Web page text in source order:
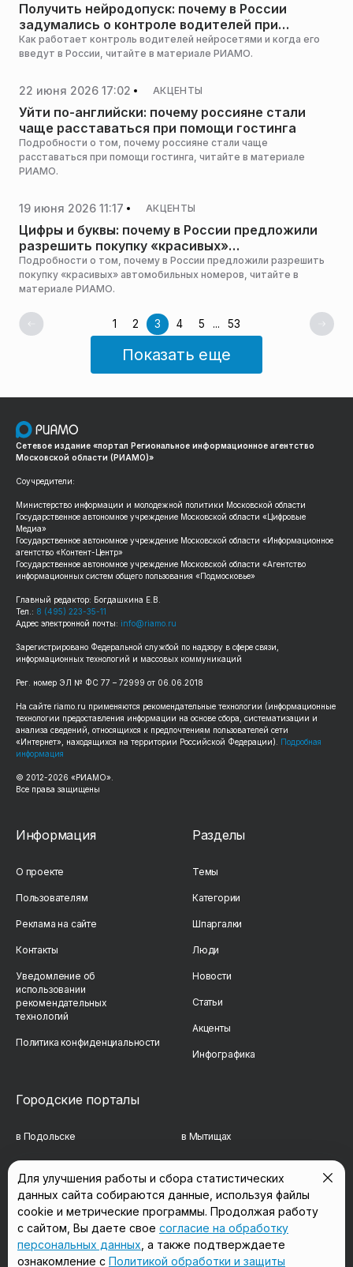
Получить нейродопуск: почему в России
задумались о контроле водителей при
помощи ИИ
Как работает контроль водителей нейросетями и когда его
введут в России, читайте в материале РИАМО.
22 июня 2026 17:02 АКЦЕНТЫ
Уйти по-английски: почему россияне стали
чаще расставаться при помощи гостинга
Подробности о том, почему россияне стали чаще
расставаться при помощи гостинга, читайте в материале
РИАМО.
19 июня 2026 11:17 АКЦЕНТЫ
Цифры и буквы: почему в России предложили
разрешить покупку «красивых»
автомобильных номеров
Подробности о том, почему в России предложили разрешить
покупку «красивых» автомобильных номеров, читайте в
материале РИАМО.
1 2 3 4 5 ... 53
Показать еще
Сетевое издание «портал Региональное информационное агентство
Московской области (РИАМО)»
Соучредители:
Министерство информации и молодежной политики Московской области
Государственное автономное учреждение Московской области «Цифровые
Медиа»
Государственное автономное учреждение Московской области «Информационное
агентство «Контент-Центр»
Государственное автономное учреждение Московской области «Агентство
информационных систем общего пользования «Подмосковье»
Главный редактор: Богдашкина Е.В.
Тел.: 8 (495) 223-35-11
Адрес электронной почты: info@riamo.ru
Зарегистрировано Федеральной службой по надзору в сфере связи,
информационных технологий и массовых коммуникаций
Рег. номер ЭЛ № ФС 77 – 72999 от 06.06.2018
На сайте riamo.ru применяются рекомендательные технологии (информационные
технологии предоставления информации на основе сбора, систематизации и
анализа сведений, относящихся к предпочтениям пользователей сети
«Интернет», находящихся на территории Российской Федерации). Подробная
информация
© 2012-2026 «РИАМО».
Все права защищены
Информация
О проекте
Пользователям
Реклама на сайте
Контакты
Уведомление об
использовании
рекомендательных
технологий
Политика конфиденциальности
Разделы
Темы
Категории
Шпаргалки
Люди
Новости
Статьи
Акценты
Инфографика
Городские порталы
в Подольске в Мытищах
в Сергиевом Посаде в Люберцах
в Красногорске в Королёве
в Домодедово в Щёлково
Для улучшения работы и сбора статистических
данных сайта собираются данные, используя файлы
cookie и метрические программы. Продолжая работу
с сайтом, Вы даете свое согласие на обработку
персональных данных , а также подтверждаете
ознакомление с Политикой обработки и защиты